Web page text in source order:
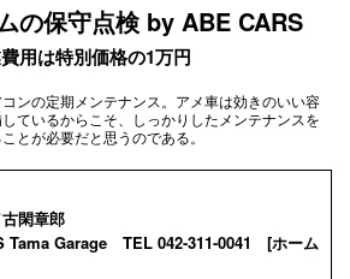
の保守点検 by ABE CARS
用は特別価格の1万円
ンの定期メンテナンス。アメ車は効きのいい容
ているからこそ、しっかりしたメンテナンスを
とが必要だと思うのである。
閑章郎
Tama Garage TEL 042-311-0041 [ホーム